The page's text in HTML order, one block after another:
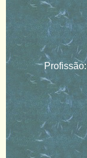
Profissão: